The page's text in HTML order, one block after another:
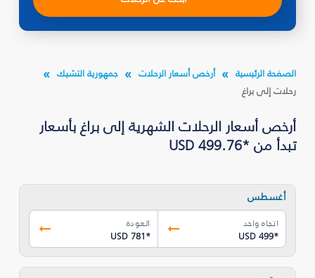
الصفحة الرئيسية أرخص أسعار الرحلات
جمهورية التشيك
رحلات إلى براغ
أرخص أسعار الرحلات الشهرية إلى براغ بأسعار
تبدأ من *USD 499.76
أغسطس
اتجاه واحد
USD 499*
العودة
USD 781*